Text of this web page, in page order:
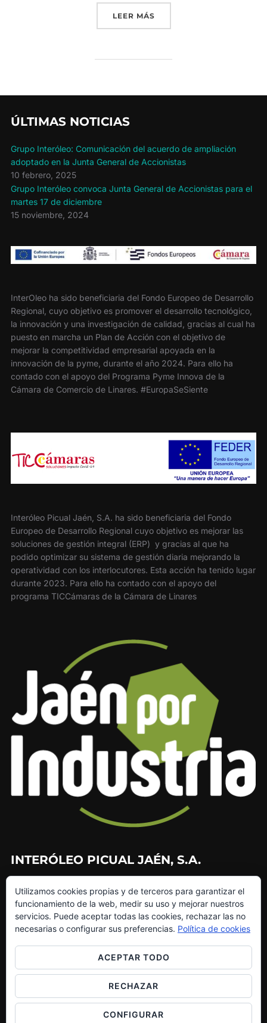
LEER MÁS«GRUPO INTERÓLEO ES
ÚLTIMAS NOTICIAS
Grupo Interóleo: Comunicación del acuerdo de ampliación
adoptado en la Junta General de Accionistas
10 febrero, 2025
Grupo Interóleo convoca Junta General de Accionistas para el
martes 17 de diciembre
15 noviembre, 2024
InterOleo ha sido beneficiaria del Fondo Europeo de Desarrollo
Regional, cuyo objetivo es promover el desarrollo tecnológico,
la innovación y una investigación de calidad, gracias al cual ha
puesto en marcha un Plan de Acción con el objetivo de
mejorar la competitividad empresarial apoyada en la
innovación de la pyme, durante el año 2024. Para ello ha
contado con el apoyo del Programa Pyme Innova de la
Cámara de Comercio de Linares. #EuropaSeSiente
Interóleo Picual Jaén, S.A. ha sido beneficiaria del Fondo
Europeo de Desarrollo Regional cuyo objetivo es mejorar las
soluciones de gestión integral (ERP) y gracias al que ha
podido optimizar su sistema de gestión diaria mejorando la
operatividad con los interlocutores. Esta acción ha tenido lugar
durante 2023. Para ello ha contado con el apoyo del
programa TICCámaras de la Cámara de Linares
INTERÓLEO PICUAL JAÉN, S.A.
953 226 010
953 272 499
info@interoleo.com
canaldedenuncias@interoleo.com
Inspiro ThemeporWPZOOM
Utilizamos cookies propias y de terceros para garantizar el
funcionamiento de la web, medir su uso y mejorar nuestros
servicios. Puede aceptar todas las cookies, rechazar las no
necesarias o configurar sus preferencias. Política de cookies
ACEPTAR TODO
RECHAZAR
CONFIGURAR